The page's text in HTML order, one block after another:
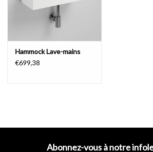
but: prévenir les odeurs
Le siphon assure que l'air ne peut pas s'écouler
de drainage à travers la sortie du bassin et ainsi
odeur désagréable.
Entretien facile
Hammock Lave-mains
€699,38
Abonnez-vous à notre